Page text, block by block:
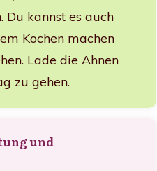
Du kannst es auch
Kochen machen
Lade die Ahnen
zu gehen.
und